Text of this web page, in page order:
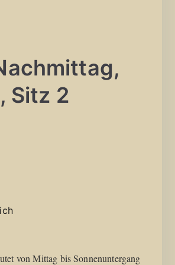
Sitz 2
von Mittag bis Sonnenuntergang